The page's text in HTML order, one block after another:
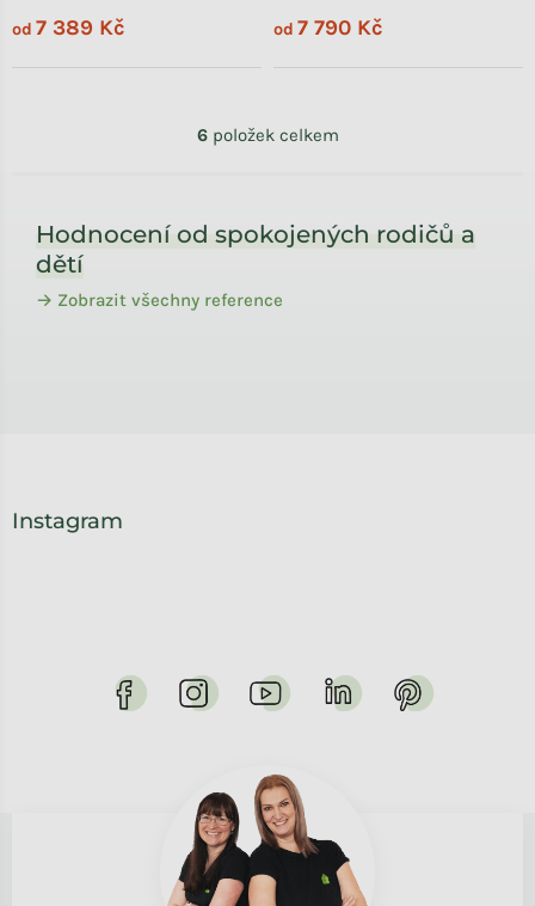
od 7 389 Kč od 7 790 Kč
6položek celkem
Hodnocení od spokojených rodičů a
dětí
→ Zobrazit všechny reference
Instagram